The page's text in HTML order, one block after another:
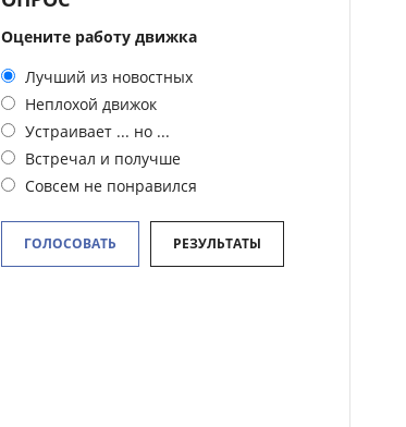
Оцените работу движка
Лучший из новостных
Неплохой движок
Устраивает ... но ...
Встречал и получше
Совсем не понравился
ГОЛОСОВАТЬ РЕЗУЛЬТАТЫ